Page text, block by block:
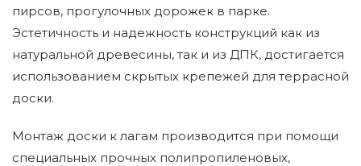
пирсов, прогулочных дорожек в парке.
Эстетичность и надежность конструкций как из
натуральной древесины, так и из ДПК, достигается
использованием скрытых крепежей для террасной
доски.
Монтаж доски к лагам производится при помощи
специальных прочных полипропиленовых,